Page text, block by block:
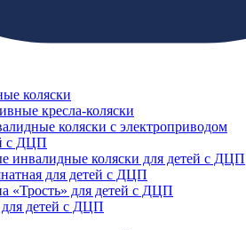
коляски
кресла-коляски
коляски с электроприводом
с ДЦП
инвалидные коляски для детей с ДЦП
для детей с ДЦП
«Трость» для детей с ДЦП
детей с ДЦП